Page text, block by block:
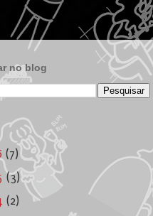
no blog
(7)
(3)
(2)